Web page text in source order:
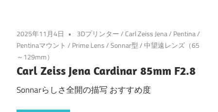
2025年11月4日 3Dプリンター/ Carl Zeiss Jena/ Pentina/
Pentinaマウント / Prime Lens/Sonnar型/中望遠レンズ（65
～129mm）
Carl Zeiss Jena Cardinar 85mm F2.8
Sonnarらしさ全開の描写 おすすめ度